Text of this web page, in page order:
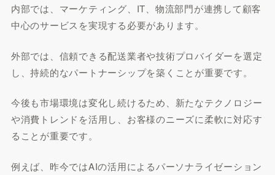
内部では、マーケティング、IT、物流部門が連携して顧客
中心のサービスを実現する必要があります。
外部では、信頼できる配送業者や技術プロバイダーを選定
し、持続的なパートナーシップを築くことが重要です。
今後も市場環境は変化し続けるため、新たなテクノロジー
や消費トレンドを活用し、お客様のニーズに柔軟に対応す
ることが重要です。
例えば、昨今ではAIの活用によるパーソナライゼーション